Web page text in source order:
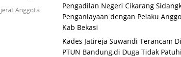
Anggota
Pengadilan Negeri Cikarang
Penganiayaan dengan Pelaku
Kab Bekasi
Kades Jatireja Suwandi Terancam
PTUN Bandung,di Duga Tidak